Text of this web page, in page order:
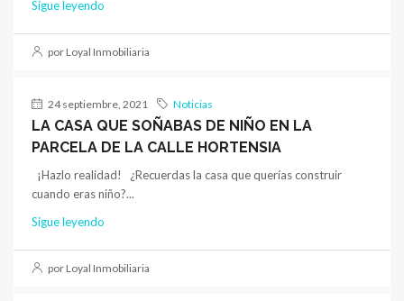
Sigue leyendo
por Loyal Inmobiliaria
24 septiembre, 2021 Noticias
LA CASA QUE SOÑABAS DE NIÑO EN LA
PARCELA DE LA CALLE HORTENSIA
¡Hazlo realidad! ¿Recuerdas la casa que querías construir
cuando eras niño?...
Sigue leyendo
por Loyal Inmobiliaria